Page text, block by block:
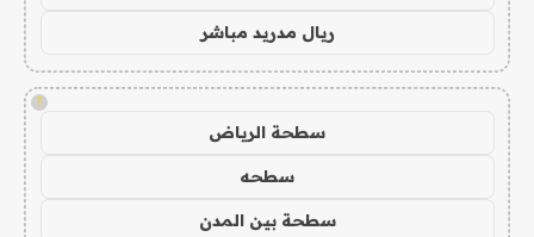
ريال مدريد مباشر
!
سطحة الرياض
سطحه
سطحة بين المدن